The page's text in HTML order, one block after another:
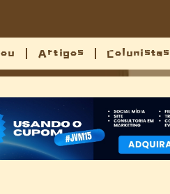
Artigos Colunistas